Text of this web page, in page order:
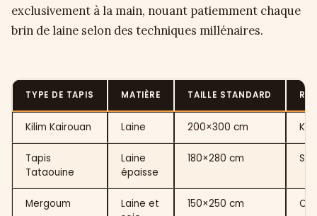
exclusivement à la main, nouant patiemment chaque
brin de laine selon des techniques millénaires.
TYPE DE TAPIS MATIÈRE TAILLE STANDARD
Kilim Kairouan Laine 200×300 cm
Tapis
Tataouine
Laine
épaisse
180×280 cm
Mergoum
Laine et
150×250 cm